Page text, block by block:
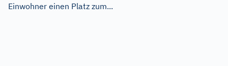
Einwohner einen Platz zum...